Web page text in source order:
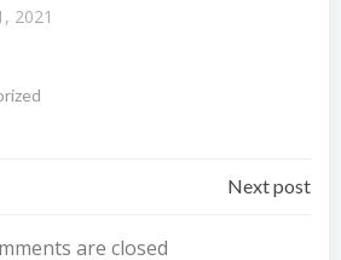
2021
Next post
are closed